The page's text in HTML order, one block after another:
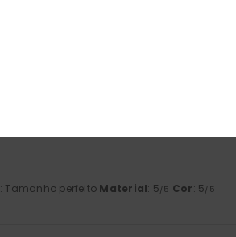
: Tamanho perfeito Material: 5/5 Cor: 5/5